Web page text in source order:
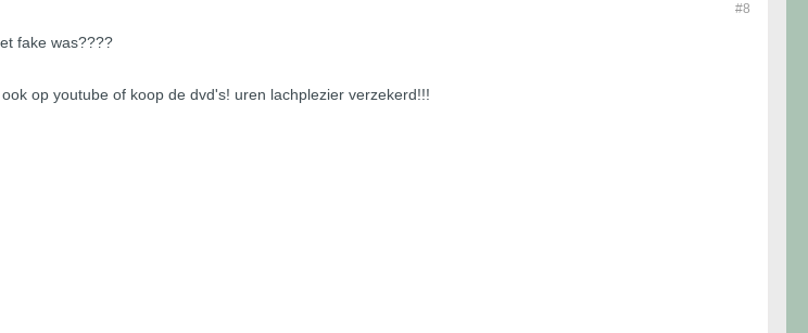
#8
fake was????
op youtube of koop de dvd's! uren lachplezier verzekerd!!!